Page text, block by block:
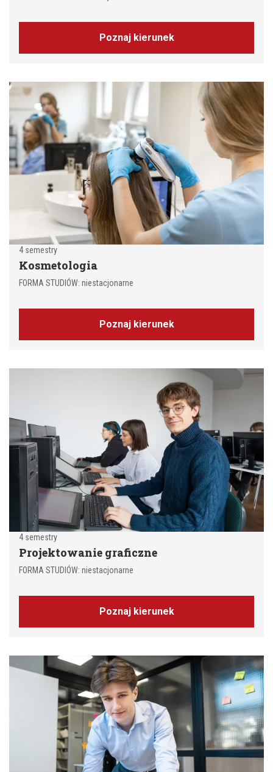
Poznaj kierunek
4 semestry
Kosmetologia
FORMA STUDIÓW: niestacjonarne
Poznaj kierunek
4 semestry
Projektowanie graficzne
FORMA STUDIÓW: niestacjonarne
Poznaj kierunek